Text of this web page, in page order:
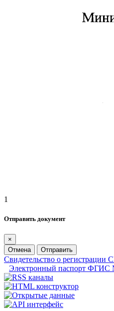
1
Отправить документ
×
Отмена
Отправить
Свидетельство о
Электронный паспорт ФГИС